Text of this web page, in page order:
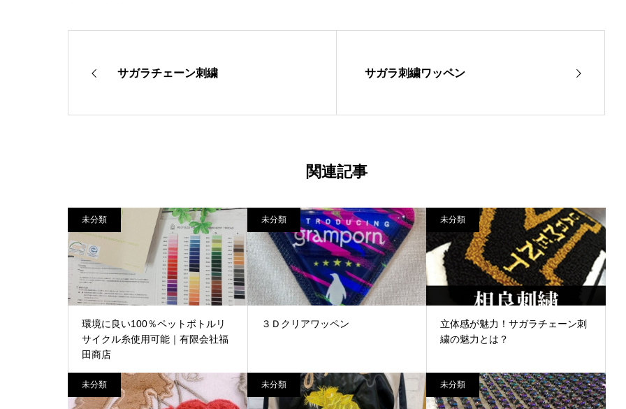
サガラチェーン刺繍 サガラ刺繍ワッペン
関連記事
未分類
環境に良い100％ペットボトルリ
サイクル糸使用可能｜有限会社福
田商店
未分類
３Ｄクリアワッペン
未分類
立体感が魅力！サガラチェーン刺
繍の魅力とは？
未分類 未分類 未分類